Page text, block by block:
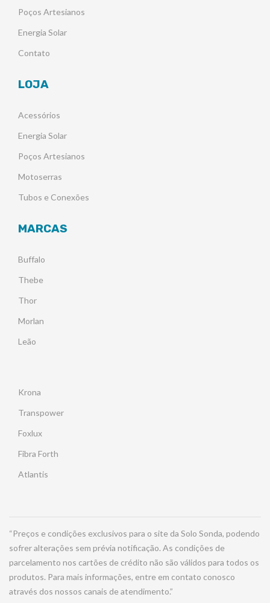
Poços Artesianos
Energia Solar
Contato
LOJA
Acessórios
Energia Solar
Poços Artesianos
Motoserras
Tubos e Conexões
MARCAS
Buffalo
Thebe
Thor
Morlan
Leão
Krona
Transpower
Foxlux
Fibra Forth
Atlantis
“Preços e condições exclusivos para o site da Solo Sonda, podendo
sofrer alterações sem prévia notificação. As condições de
parcelamento nos cartões de crédito não são válidos para todos os
produtos. Para mais informações, entre em contato conosco
através dos nossos canais de atendimento.”